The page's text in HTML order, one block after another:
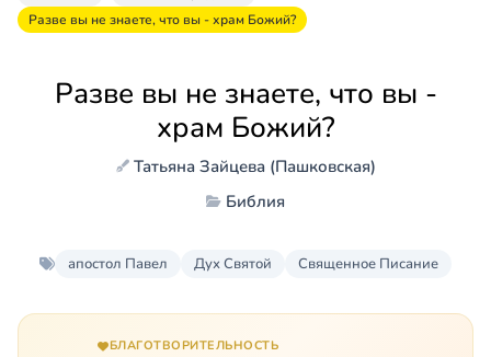
Разве вы не знаете, что вы - храм Божий?
Разве вы не знаете, что вы -
храм Божий?
Татьяна Зайцева (Пашковская)
Библия
апостол Павел Дух Святой Священное Писание
БЛАГОТВОРИТЕЛЬНОСТЬ